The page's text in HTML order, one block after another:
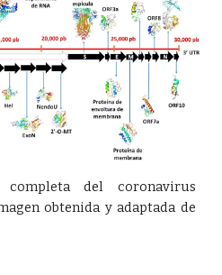
completa del coronavirus
obtenida y adaptada de